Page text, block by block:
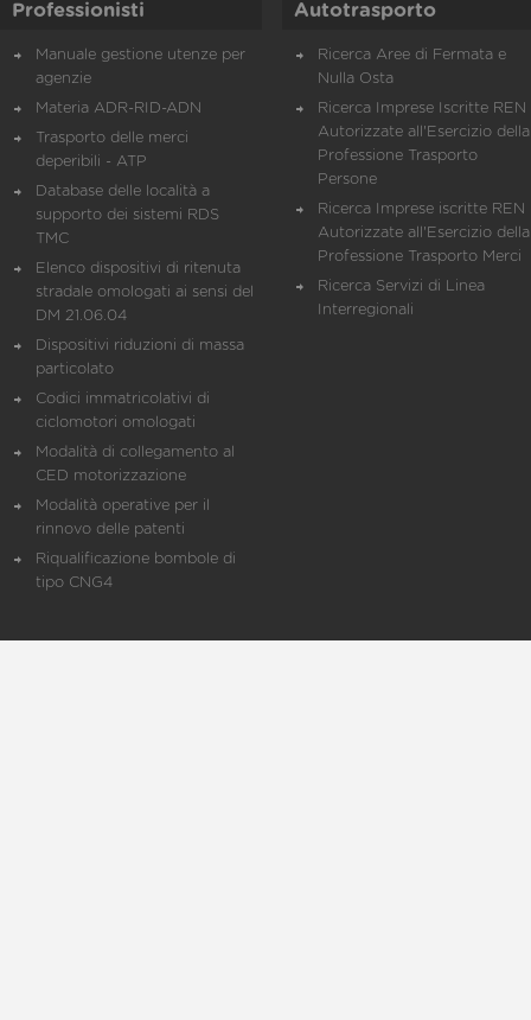
Professionisti
Manuale gestione utenze per
agenzie
Materia ADR-RID-ADN
Trasporto delle merci
deperibili - ATP
Database delle località a
supporto dei sistemi RDS
TMC
Elenco dispositivi di ritenuta
stradale omologati ai sensi del
DM 21.06.04
Dispositivi riduzioni di massa
particolato
Codici immatricolativi di
ciclomotori omologati
Modalità di collegamento al
CED motorizzazione
Modalità operative per il
rinnovo delle patenti
Riqualificazione bombole di
tipo CNG4
Autotrasporto
Ricerca Aree di Fermata e
Nulla Osta
Ricerca Imprese Iscritte REN
Autorizzate all'Esercizio della
Professione Trasporto
Persone
Ricerca Imprese iscritte REN
Autorizzate all'Esercizio della
Professione Trasporto Merci
Ricerca Servizi di Linea
Interregionali